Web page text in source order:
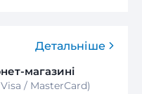
Детальніше
магазині
/ MasterСard)